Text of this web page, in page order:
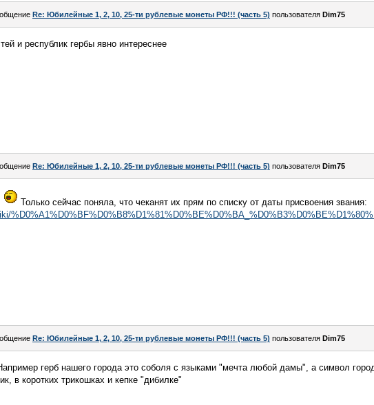
Re: Юбилейные 1, 2, 10, 25-ти рублевые монеты РФ!!! (часть 5) пользователя Dim75
и республик гербы явно интереснее
Re: Юбилейные 1, 2, 10, 25-ти рублевые монеты РФ!!! (часть 5) пользователя Dim75
Только сейчас поняла, что чеканят их прям по списку от даты присвоения звания:
Re: Юбилейные 1, 2, 10, 25-ти рублевые монеты РФ!!! (часть 5) пользователя Dim75
герб нашего города это соболя с языками "мечта любой дамы", а символ
в коротких трикошках и кепке "дибилке"